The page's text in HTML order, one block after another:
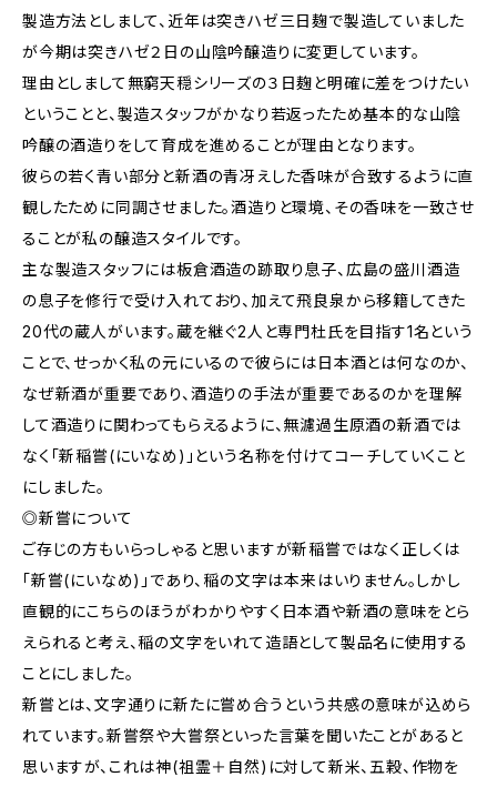
製造方法としまして、近年は突きハゼ三日麹で製造していました
が今期は突きハゼ２日の山陰吟醸造りに変更しています。
理由としまして無窮天穏シリーズの３日麹と明確に差をつけたい
ということと、製造スタッフがかなり若返ったため基本的な山陰
吟醸の酒造りをして育成を進めることが理由となります。
彼らの若く青い部分と新酒の青冴えした香味が合致するように直
観したために同調させました。酒造りと環境、その香味を一致させ
ることが私の醸造スタイルです。
主な製造スタッフには板倉酒造の跡取り息子、広島の盛川酒造
の息子を修行で受け入れており、加えて飛良泉から移籍してきた
20代の蔵人がいます。蔵を継ぐ2人と専門杜氏を目指す1名という
ことで、せっかく私の元にいるので彼らには日本酒とは何なのか、
なぜ新酒が重要であり、酒造りの手法が重要であるのかを理解
して酒造りに関わってもらえるように、無濾過生原酒の新酒では
なく「新稲嘗(にいなめ)」という名称を付けてコーチしていくこと
にしました。
◎新嘗について
ご存じの方もいらっしゃると思いますが新稲嘗ではなく正しくは
「新嘗(にいなめ)」であり、稲の文字は本来はいりません。しかし
直観的にこちらのほうがわかりやすく日本酒や新酒の意味をとら
えられると考え、稲の文字をいれて造語として製品名に使用する
ことにしました。
新嘗とは、文字通りに新たに嘗め合うという共感の意味が込めら
れています。新嘗祭や大嘗祭といった言葉を聞いたことがあると
思いますが、これは神(祖霊＋自然)に対して新米、五穀、作物を